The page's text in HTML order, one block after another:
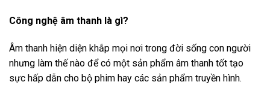
Công nghệ âm thanh là gì?
Âm thanh hiện diện khắp mọi nơi trong đời sống con người
nhưng làm thế nào để có một sản phẩm âm thanh tốt tạo
sực hấp dẫn cho bộ phim hay các sản phẩm truyền hình.